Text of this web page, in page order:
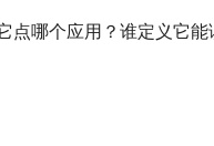
点哪个应用？谁定义它能